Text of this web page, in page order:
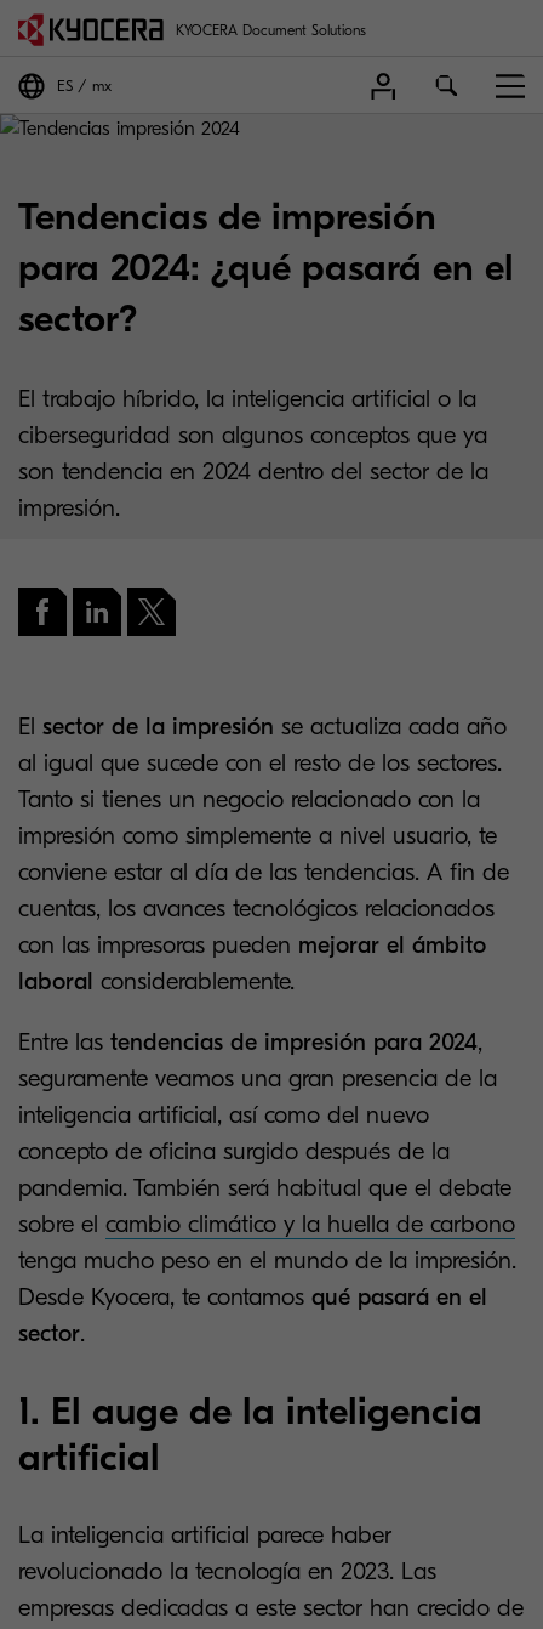
KYOCERA Document Solutions
ES mx
Tendencias de impresión
para 2024: ¿qué pasará en el
sector?
El trabajo híbrido, la inteligencia artificial o la
ciberseguridad son algunos conceptos que ya
son tendencia en 2024 dentro del sector de la
impresión.
El sector de la impresión se actualiza cada año
al igual que sucede con el resto de los sectores.
Tanto si tienes un negocio relacionado con la
impresión como simplemente a nivel usuario, te
conviene estar al día de las tendencias. A fin de
cuentas, los avances tecnológicos relacionados
con las impresoras pueden mejorar el ámbito
laboral considerablemente.
Entre las tendencias de impresión para 2024,
seguramente veamos una gran presencia de la
inteligencia artificial, así como del nuevo
concepto de oficina surgido después de la
pandemia. También será habitual que el debate
sobre el cambio climático y la huella de carbono
tenga mucho peso en el mundo de la impresión.
Desde Kyocera, te contamos qué pasará en el
sector.
1. El auge de la inteligencia
artificial
La inteligencia artificial parece haber
revolucionado la tecnología en 2023. Las
empresas dedicadas a este sector han crecido de